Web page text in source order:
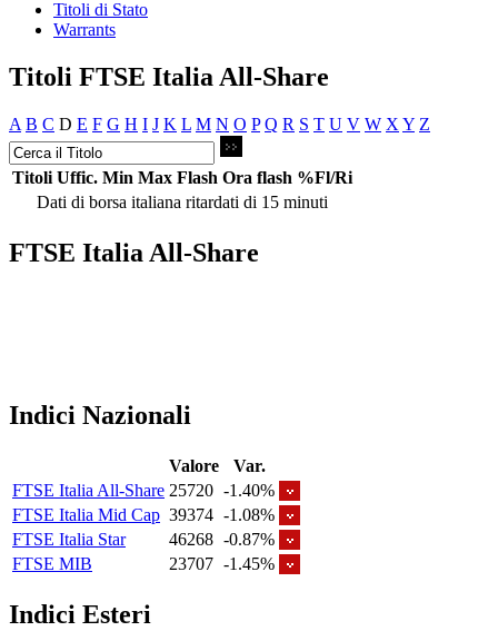
Titoli di Stato
Warrants
Titoli FTSE Italia All-Share
A B C D E F G H I J K L M N O P Q R S T U V W X Y Z
Titoli Uffic. Min Max Flash Ora flash %Fl/Ri
Dati di borsa italiana ritardati di 15 minuti
FTSE Italia All-Share
Indici Nazionali
Valore
Var.
FTSE Italia All-Share 25720 -1.40%
FTSE Italia Mid Cap 39374 -1.08%
FTSE Italia Star
46268 -0.87%
FTSE MIB
23707 -1.45%
Indici Esteri